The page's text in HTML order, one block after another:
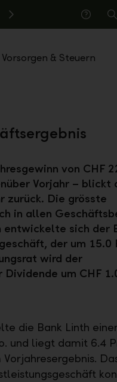
Hilfe
Vorsorgen & Steuern
von CHF
Vorjahr – blickt
zurück. Die grösste
in allen
sich der
der um 15.0
wird der
um CHF
die Bank Linth
und liegt damit 6.4